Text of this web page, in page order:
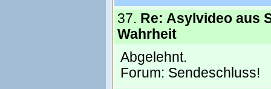
37. Re: Asylvideo aus
Wahrheit
Abgelehnt.
Forum: Sendeschluss!